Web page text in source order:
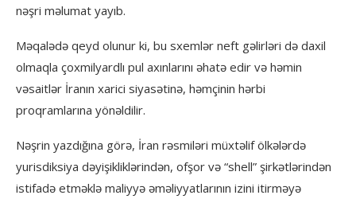
nəşri məlumat yayıb.
Məqalədə qeyd olunur ki, bu sxemlər neft gəlirləri də daxil
olmaqla çoxmilyardlı pul axınlarını əhatə edir və həmin
vəsaitlər İranın xarici siyasətinə, həmçinin hərbi
proqramlarına yönəldilir.
Nəşrin yazdığına görə, İran rəsmiləri müxtəlif ölkələrdə
yurisdiksiya dəyişikliklərindən, ofşor və “shell” şirkətlərindən
istifadə etməklə maliyyə əməliyyatlarının izini itirməyə